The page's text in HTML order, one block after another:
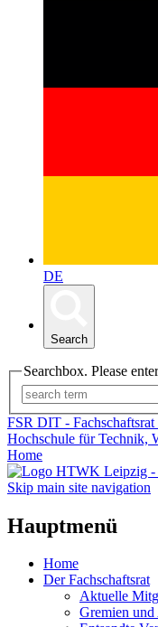
DE
Search
Searchbox. Please
FSR DIT -
Hochschule für Technik,
Home
Skip main site navigation
Hauptmenü
Home
Der Fachschaftsrat
Aktuelle
Gremien und